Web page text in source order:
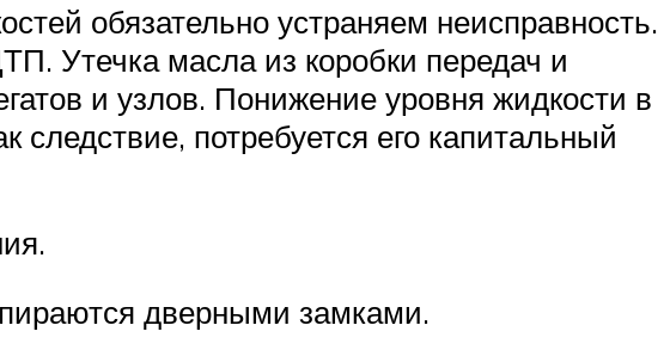
обязательно устраняем неисправность.
Утечка масла из коробки передач и
и узлов. Понижение уровня жидкости в
следствие, потребуется его капитальный
дверными замками.